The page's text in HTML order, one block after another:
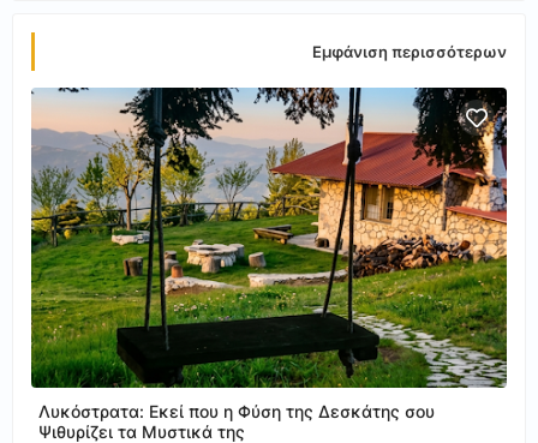
Εμφάνιση περισσότερων
Λυκόστρατα: Εκεί που η Φύση της Δεσκάτης σου
Ψιθυρίζει τα Μυστικά της